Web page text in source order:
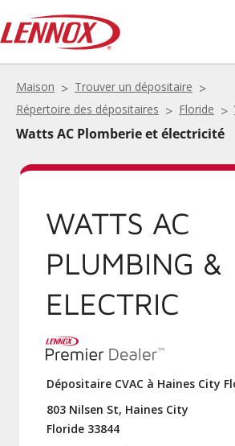
Maison
Trouver un dépositaire
Répertoire des dépositaires
Floride
Watts AC Plomberie et électricité
WATTS AC
PLUMBING &
ELECTRIC
Dépositaire CVAC à Haines City
803 Nilsen St, Haines City
Floride 33844